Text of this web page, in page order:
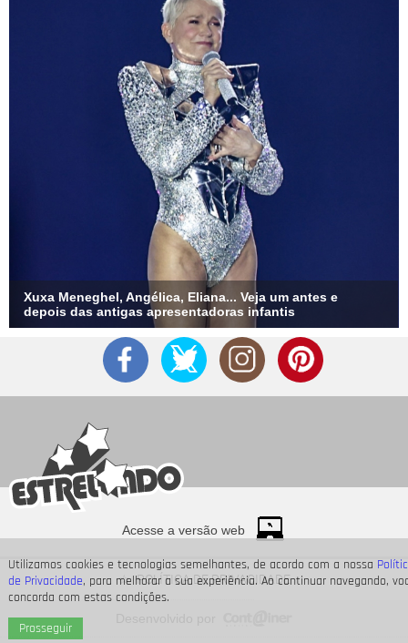
Utilizamos cookies e tecnologias semelhantes, de acordo com a nossa
de Privacidade, para melhorar a sua experiência. Ao continuar navegando,
concorda com estas condições.
Prosseguir
4/120
O mundo perdeu no dia 25 de julho um nome muito importante
para a televisão estadunidense. Regis Philbin tinha 88 anos de
idade e, de acordo com a revista People, as causas da morte
foram naturais. O apresentador começou sua carreira nos
anos 50, inicialmente no jornalismo, e logo seguiu para os
programas de entretenimento. Sua atração mais famosa foi o
Live! with Regis and Kelly, que comandou ao lado de Kelly
Ripa. Em 2011, Philbin passou a apresentar game shows,
como o sucesso Quem Quer Ser um Milionário?. Ele deixa
sua companheira, Joy, duas filhas e um filho de um
Xuxa Meneghel, Angélica, Eliana... Veja um antes e
depois das antigas apresentadoras infantis
Acesse a versão web
POLÍTICA DE PRIVACIDADE